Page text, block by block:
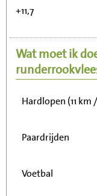
+11,7
Wat moet ik
Wandelen (5 km/
Hardlopen (11 km
Paardrijden
Voetbal